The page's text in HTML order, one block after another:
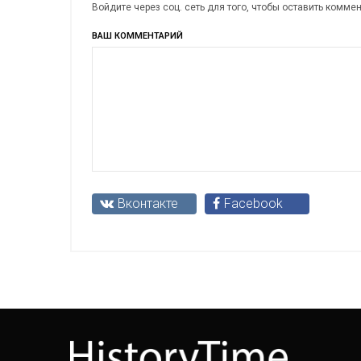
Войдите через соц. сеть для того, чтобы оставить
ВАШ КОММЕНТАРИЙ
Вконтакте Facebook